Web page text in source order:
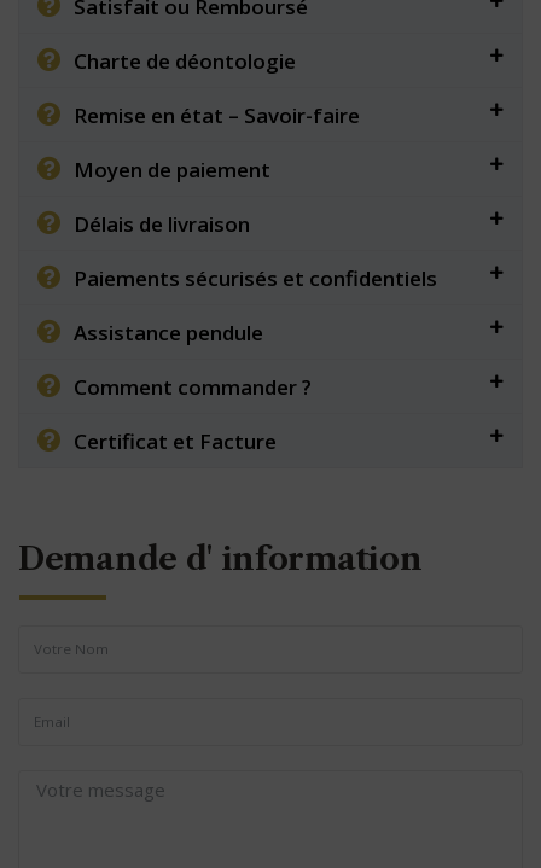
Satisfait ou Remboursé
Charte de déontologie
Remise en état – Savoir-faire
Moyen de paiement
Délais de livraison
Paiements sécurisés et confidentiels
Assistance pendule
Comment commander ?
Certificat et Facture
Demande d' information